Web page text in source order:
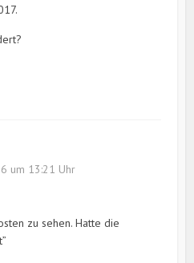
um 13:21 Uhr
zu sehen. Hatte die